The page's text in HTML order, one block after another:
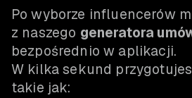
Po wyborze influencerów
z naszego generatora
bezpośrednio w aplikacji.
W kilka sekund
takie jak: